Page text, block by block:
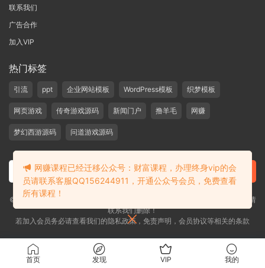
联系我们
广告合作
加入VIP
热门标签
引流 ppt 企业网站模板 WordPress模板 织梦模板
网页游戏 传奇游戏源码 新闻门户 撸羊毛 网赚
梦幻西游源码 问道游戏源码
©2019-2020 愁资源 站内大部分资源收集于网络，若侵犯了您的合法权益，请
联系我们删除！
若加入会员务必请查看我们的隐私政策，免责声明，会员协议等相关的条款
首页 发现 VIP 我的
网赚课程已经迁移公众号：财富课程，办理终身vip的会
员请联系客服QQ156244911，开通公众号会员，免费查看
所有课程！